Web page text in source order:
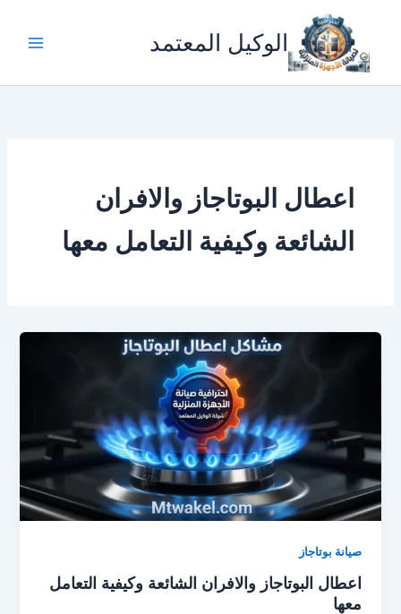
المحتوى
الوكيل المعتمد
اعطال البوتاجاز والافران
الشائعة وكيفية التعامل معها
صيانة بوتاجاز
اعطال البوتاجاز والافران الشائعة وكيفية التعامل
معها